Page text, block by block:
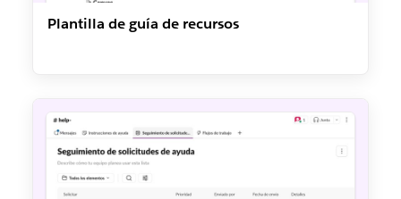
Plantilla de guía de recursos